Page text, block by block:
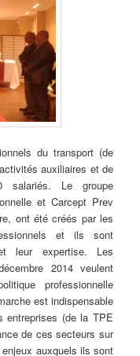
du transport (de
auxiliaires et de
salariés. Le groupe
et Carcept Prev
ont été créés par les
et ils sont
leur expertise. Les
2014 veulent
professionnelle
est indispensable
entreprises (de la TPE
de ces secteurs sur
auxquels ils sont